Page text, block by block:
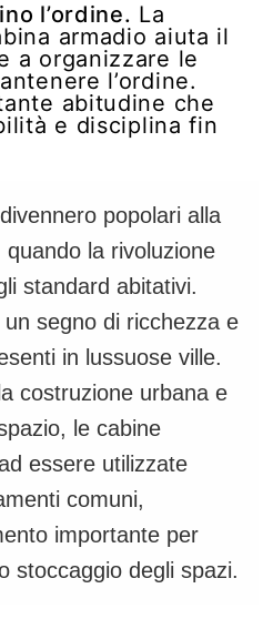
l’ordine. La
armadio aiuta il
a organizzare le
l’ordine.
abitudine che
e disciplina fin
popolari alla
la rivoluzione
standard abitativi.
segno di ricchezza e
in lussuose ville.
costruzione urbana e
le cabine
essere utilizzate
comuni,
importante per
stoccaggio degli spazi.